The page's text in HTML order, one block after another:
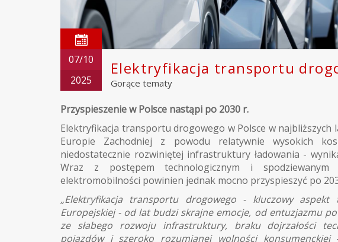
07/10
2025
Elektryfikacja transportu
Gorące tematy
Przyspieszenie w Polsce nastąpi po 2030 r.
Elektryfikacja transportu drogowego w Polsce w najbliższych
Europie Zachodniej z powodu relatywnie wysokich
niedostatecznie rozwiniętej infrastruktury ładowania -
Wraz z postępem technologicznym i
elektromobilności powinien jednak mocno przyspieszyć po
„Elektryfikacja transportu drogowego - kluczowy
Europejskiej - od lat budzi skrajne emocje, od entuzjazmu
ze słabego rozwoju infrastruktury, braku dojrzałości
pojazdów i szeroko rozumianej wolności konsumenckiej-